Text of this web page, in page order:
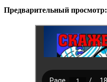
Предварительный просмотр: